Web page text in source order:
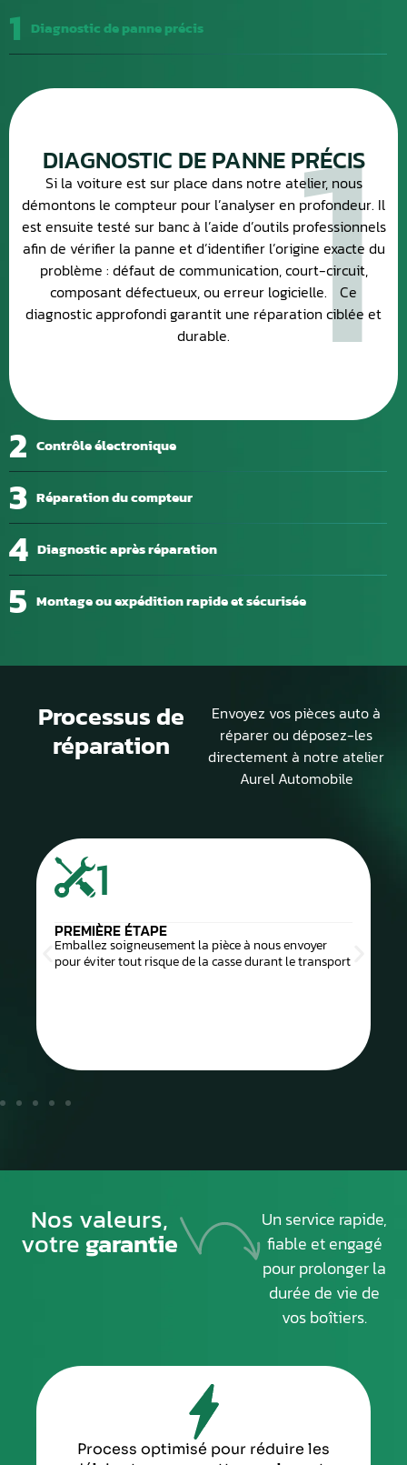
1 Diagnostic de panne précis
2 Contrôle électronique
3 Réparation du compteur
4 Diagnostic après réparation
5 Montage ou expédition rapide et sécurisée
1
DIAGNOSTIC DE PANNE PRÉCIS
Si la voiture est sur place dans notre atelier, nous
démontons le compteur pour l’analyser en profondeur. Il
est ensuite testé sur banc à l’aide d’outils professionnels
afin de vérifier la panne et d’identifier l’origine exacte du
problème : défaut de communication, court-circuit,
composant défectueux, ou erreur logicielle. Ce
diagnostic approfondi garantit une réparation ciblée et
durable.
Processus de
réparation
Envoyez vos pièces auto à
réparer ou déposez-les
directement à notre atelier
Aurel Automobile
1
PREMIÈRE ÉTAPE
Emballez soigneusement la pièce à nous envoyer
pour éviter tout risque de la casse durant le transport
Nos valeurs,
votregarantie
Un service rapide,
fiable et engagé
pour prolonger la
durée de vie de
vos boîtiers.
Process optimisé pour réduire les